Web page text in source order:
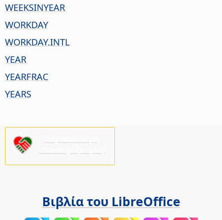
WEEKSINYEAR
WORKDAY
WORKDAY.INTL
YEAR
YEARFRAC
YEARS
Βιβλία του LibreOffice